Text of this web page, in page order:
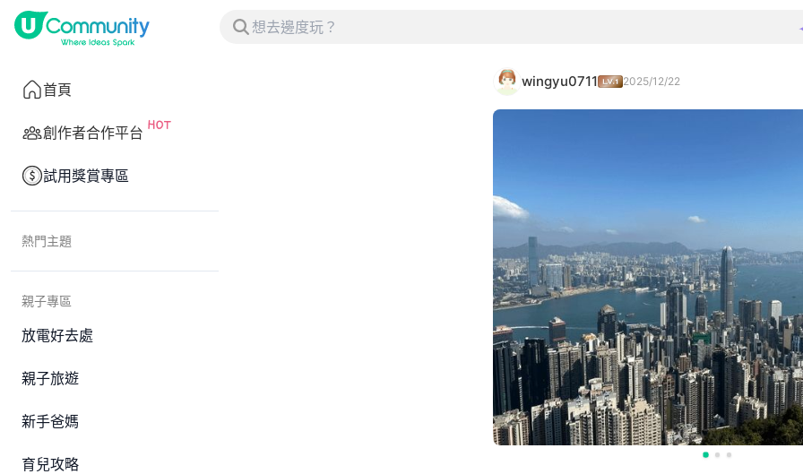
首頁
創作者合作平台
試用獎賞專區
熱門主題
親子專區
放電好去處
親子旅遊
新手爸媽
育兒攻略
wingyu0711 2025/12/22